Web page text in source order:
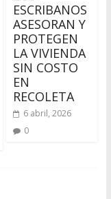
ESCRIBANOS
ASESORAN Y
PROTEGEN
LA VIVIENDA
SIN COSTO
EN
RECOLETA
6 abril, 2026
0